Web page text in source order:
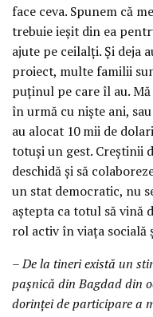
face ceva. Spunem că
trebuie ieșit din ea
ajute pe ceilalți. Și deja
proiect, multe familii
puținul pe care îl au.
în urmă cu niște ani,
au alocat 10 mii de
totuși un gest. Creștinii
deschidă și să
un stat democratic, nu
aștepta ca totul să vină
rol activ în viața socială
– De la tineri există un
pașnică din Bagdad din
dorinței de participare a